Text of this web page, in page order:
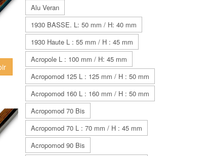
Alu Veran
1930 BASSE. L: 50 mm / H: 40 mm
1930 Haute L : 55 mm / H : 45 mm
Acropole L : 100 mm / H: 45 mm
Acropomod 125 L : 125 mm / H : 50 mm
Acropomod 160 L : 160 mm / H : 50 mm
Acropomod 70 Bis
Acropomod 70 L : 70 mm / H : 45 mm
Acropomod 90 Bis